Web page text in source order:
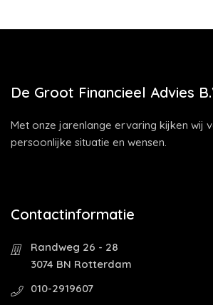
De Groot Financieel Advies
Met onze jarenlange ervaring kijken wij
persoonlijke situatie en wensen.
Contactinformatie
Randweg 26 - 28
3074 BN Rotterdam
010-2919607